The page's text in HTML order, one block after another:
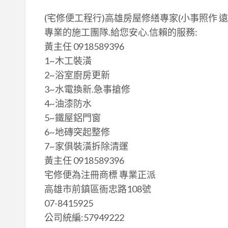
(宅修便工程行)高雄房屋修繕專家(小事照作
專業的施工團隊.給您安心.信賴的服務:
黃主任 0918589396
1~木工裝潢
2~浴室廚房更新
3~水電換新.急事搶修
4~油漆防水
5~鐵屋鋁門窗
6~地磚突起整修
7~家俱裝潢拆除清運
黃主任 0918589396
宅修便為注冊商標 專業正派
高雄市前鎮區衙忠路108號
07-8415925
公司統編:57949222